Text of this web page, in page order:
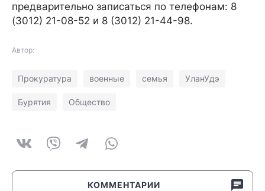
предварительно записаться по телефонам: 8
(3012) 21-08-52 и 8 (3012) 21-44-98.
Автор:
Прокуратура военные семья УланУдэ
Бурятия Общество
КОММЕНТАРИИ